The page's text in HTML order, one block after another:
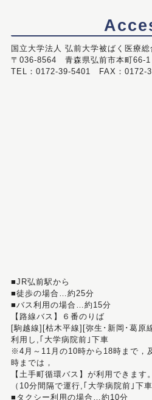
国立大学法人 弘前大学被ばく医療総
〒036-8564 青森県弘前市本町66-1
TEL：0172-39-5401 FAX：0172-
■JR弘前駅から
■徒歩の場合…約25分
■バス利用の場合…約15分
【路線バス】６番のりば
[駒越線][枯木平線][弥生･新岡･葛原
利用し,｢大学病院前｣下車
※4月～11月の10時から18時まで，
時までは，
【土手町循環バス】が利用できます。
（10分間隔で運行,｢大学病院前｣下車
■タクシー利用の場合…約10分